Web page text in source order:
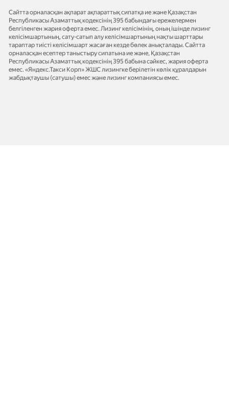
Сайтта орналасқан ақпарат ақпараттық сипатқа ие және Қазақстан
Республикасы Азаматтық кодексінің 395 бабындағы ережелермен
белгіленген жария оферта емес. Лизинг келісімінің, оның ішінде лизинг
келісімшартының, сату-сатып алу келісімшартының нақты шарттары
тараптар тиісті келісімшарт жасаған кезде бөлек анықталады. Сайтта
орналасқан есептер таныстыру сипатына ие және, Қазақстан
Республикасы Азаматтық кодексінің 395 бабына сәйкес, жария оферта
емес. «Яндекс.Такси Корп» ЖШС лизингке берілетін көлік құралдарын
жабдықтаушы (сатушы) емес және лизинг компаниясы емес.